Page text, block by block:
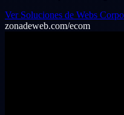
Ver Soluciones de Webs
zonadeweb.com/ecom